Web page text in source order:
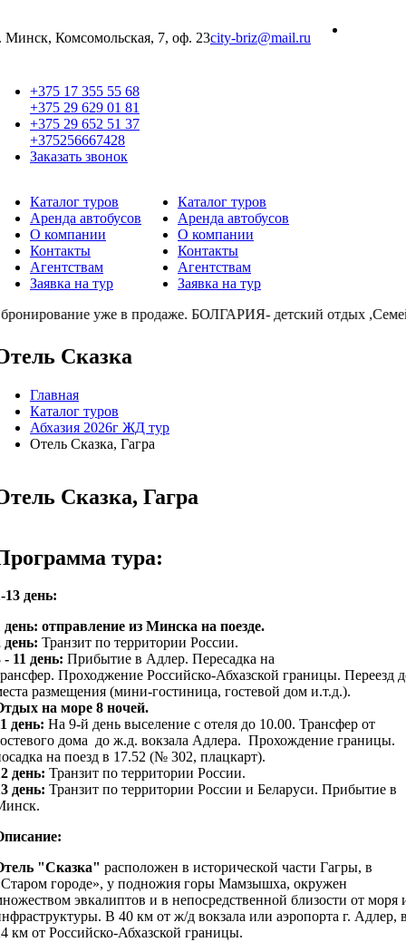
Минск, Комсомольская, 7, оф. 23city-briz@mail.ru
+375 17 355 55 68
+375 29 629 01 81
+375 29 652 51 37
+375256667428
Заказать звонок
Каталог туров
Аренда автобусов
О компании
Контакты
Агентствам
Заявка на тур
Каталог туров
Аренда автобусов
О компании
Контакты
Агентствам
Заявка на тур
уже в продаже. БОЛГАРИЯ- детский отдых
Сказка
Главная
Каталог туров
Абхазия 2026г ЖД тур
Отель Сказка, Гагра
Сказка, Гагра
тура:
13 день:
день: отправление из Минска на поезде.
день: Транзит по территории России.
- 11 день: Прибытие в Адлер. Пересадка на
Проходжение Российско-Абхазской границы. Переезд
размещения (мини-гостиница, гостевой дом и.т.д.).
на море 8 ночей.
день: На 9-й день выселение с отеля до 10.00. Трансфер от
дома до ж.д. вокзала Адлера. Прохождение границы.
на поезд в 17.52 (№ 302, плацкарт).
день: Транзит по территории России.
день: Транзит по территории России и Беларуси. Прибытие в
"Сказка" расположен в исторической части Гагры, в
городе», у подножия горы Мамзышха, окружен
эвкалиптов и в непосредственной близости от моря
В 40 км от ж/д вокзала или аэропорта г. Адлер,
км от Российско-Абхазской границы.